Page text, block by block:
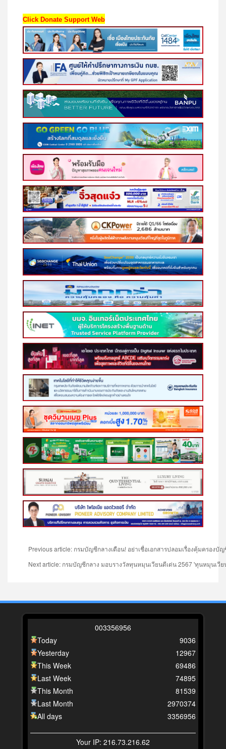
Click Donate Support Web
Previous article: กรมบัญชีกลางเตือน! อย่าเชื่อเอกสารปลอมเรื่องคุ้มครอ
Next article: กรมบัญชีกลาง มอบรางวัลทุนหมุนเวียนดีเด่น 2567 'ทุนหมุนเวี
003356956
Today
Yesterday
This Week
Last Week
This Month
Last Month
All days
9036
12967
69486
74895
81539
2970374
3356956
Your IP: 216.73.216.62